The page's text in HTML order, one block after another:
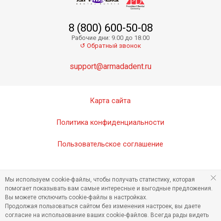
Presigum Putty Normal - базовый слой
8 (800) 600-50-08
Рабочие дни: 9.00 до 18.00
↺ Обратный звонок
support@armadadent.ru
Карта сайта
Политика конфиденциальности
Пользовательское соглашение
Мы используем cookie-файлы, чтобы получать статистику, которая
помогает показывать вам самые интересные и выгодные предложения.
Вы можете отключить cookie-файлы в настройках.
Продолжая пользоваться сайтом без изменения настроек, вы даете
согласие на использование ваших cookie-файлов. Всегда рады видеть